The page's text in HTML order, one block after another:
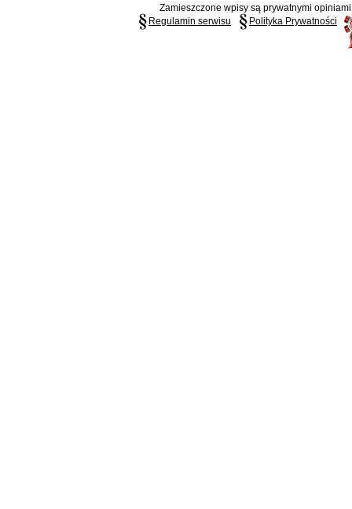
Zamieszczone wpisy są prywatnymi
Regulamin serwisu
Polityka Prywatności